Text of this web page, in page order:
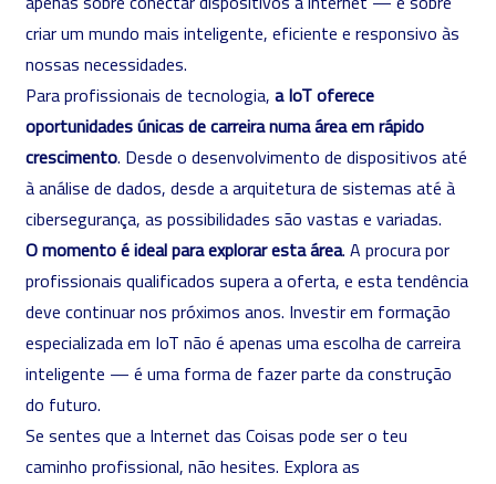
criar um mundo mais inteligente, eficiente e responsivo às
nossas necessidades.
Para profissionais de tecnologia, a IoT oferece
oportunidades únicas de carreira numa área em rápido
crescimento. Desde o desenvolvimento de dispositivos até
à análise de dados, desde a arquitetura de sistemas até à
cibersegurança, as possibilidades são vastas e variadas.
O momento é ideal para explorar esta área. A procura por
profissionais qualificados supera a oferta, e esta tendência
deve continuar nos próximos anos. Investir em formação
especializada em IoT não é apenas uma escolha de carreira
inteligente — é uma forma de fazer parte da construção
do futuro.
Se sentes que a Internet das Coisas pode ser o teu
caminho profissional, não hesites. Explora as